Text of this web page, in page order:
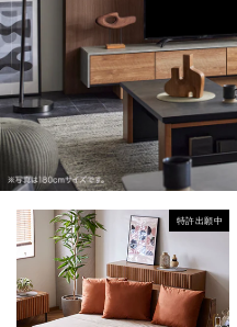
特許出願中